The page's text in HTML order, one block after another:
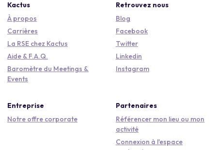
Kactus
À propos
Carrières
La RSE chez Kactus
Aide & F.A.Q.
Baromètre du Meetings &
Events
Retrouvez nous
Blog
Facebook
Twitter
Linkedin
Instagram
Entreprise
Notre offre corporate
Partenaires
Référencer mon lieu ou mon
activité
Connexion à l'espace